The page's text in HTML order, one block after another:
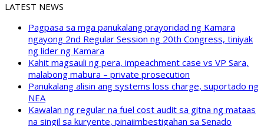
LATEST NEWS
Pagpasa sa mga panukalang prayoridad ng Kamara
ngayong 2nd Regular Session ng 20th Congress, tiniyak
ng lider ng Kamara
Kahit magsauli ng pera, impeachment case vs VP Sara,
malabong mabura – private prosecution
Panukalang alisin ang systems loss charge, suportado ng
NEA
Kawalan ng regular na fuel cost audit sa gitna ng mataas
na singil sa kuryente, pinaiimbestigahan sa Senado